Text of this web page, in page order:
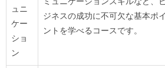
ュニ
ケー
ショ
ン
ジネスの成功に不可欠な基本ポイ
ントを学べるコースです。